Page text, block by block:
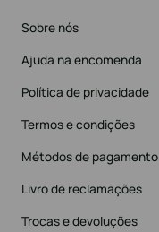
Sobre nós
Ajuda na encomenda
Política de privacidade
Termos e condições
Métodos de pagamento
Livro de reclamações
Trocas e devoluções